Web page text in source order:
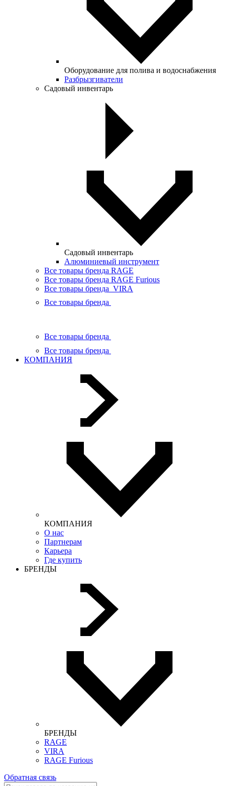
Оборудование для полива и водоснабжения
Разбрызгиватели
Садовый инвентарь
Садовый инвентарь
Алюминиевый инструмент
Все товары бренда RAGE
Все товары бренда RAGE Furious
Все товары бренда VIRA
Все товары бренда
Все товары бренда
Все товары бренда
КОМПАНИЯ
КОМПАНИЯ
О нас
Партнерам
Карьера
Где купить
БРЕНДЫ
БРЕНДЫ
RAGE
VIRA
RAGE Furious
Обратная связь